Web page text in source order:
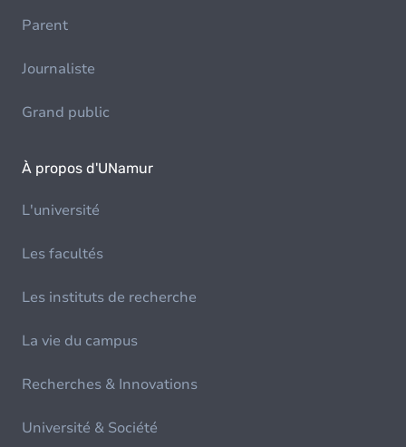
Parent
Journaliste
Grand public
À propos d'UNamur
L'université
Les facultés
Les instituts de recherche
La vie du campus
Recherches & Innovations
Université & Société